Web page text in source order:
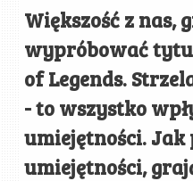
Większość z nas,
wypróbować
of Legends.
- to wszystko
umiejętności.
umiejętności,